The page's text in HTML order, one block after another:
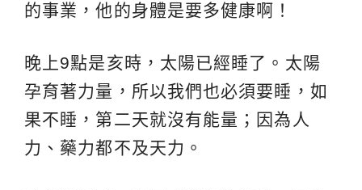
的事業，他的身體是要多健康啊！
晚上9點是亥時，太陽已經睡了。太陽
孕育著力量，所以我們也必須要睡，如
果不睡，第二天就沒有能量；因為人
力、藥力都不及天力。